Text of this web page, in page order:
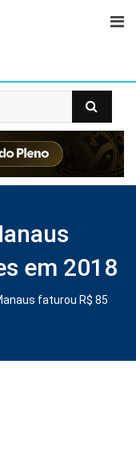
em 2018
faturou R$ 85